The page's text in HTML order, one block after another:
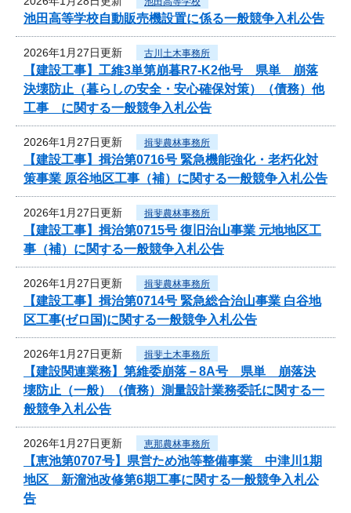
池田高等学校自動販売機設置に係る一般競争入札公告
2026年1月27日更新 古川土木事務所
【建設工事】工維3単第崩暮R7-K2他号 県単 崩落
決壊防止（暮らしの安全・安心確保対策）（債務）他
工事 に関する一般競争入札公告
2026年1月27日更新 揖斐農林事務所
【建設工事】揖治第0716号 緊急機能強化・老朽化対
策事業 原谷地区工事（補）に関する一般競争入札公告
2026年1月27日更新 揖斐農林事務所
【建設工事】揖治第0715号 復旧治山事業 元地地区工
事（補）に関する一般競争入札公告
2026年1月27日更新 揖斐農林事務所
【建設工事】揖治第0714号 緊急総合治山事業 白谷地
区工事(ゼロ国)に関する一般競争入札公告
2026年1月27日更新 揖斐土木事務所
【建設関連業務】第維委崩落－8A号 県単 崩落決
壊防止（一般）（債務）測量設計業務委託に関する一
般競争入札公告
2026年1月27日更新 恵那農林事務所
【恵池第0707号】県営ため池等整備事業 中津川1期
地区 新溜池改修第6期工事に関する一般競争入札公
告